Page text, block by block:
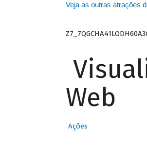
Veja as outras atrações
Web
Ações